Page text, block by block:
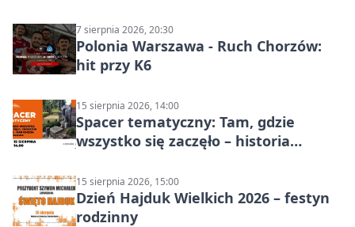
7 sierpnia 2026, 20:30
Polonia Warszawa - Ruch Chorzów:
hit przy K6
15 sierpnia 2026, 14:00
Spacer tematyczny: Tam, gdzie
wszystko się zaczęło – historia
15 sierpnia 2026, 15:00
Dzień Hajduk Wielkich 2026 – festyn
rodzinny